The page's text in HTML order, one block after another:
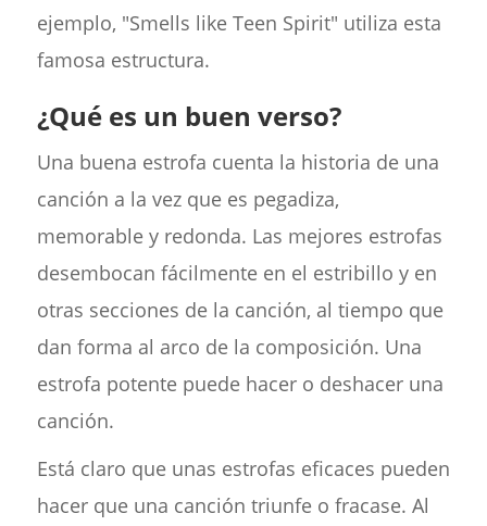
ejemplo, "Smells like Teen Spirit" utiliza esta
famosa estructura.
¿Qué es un buen verso?
Una buena estrofa cuenta la historia de una
canción a la vez que es pegadiza,
memorable y redonda. Las mejores estrofas
desembocan fácilmente en el estribillo y en
otras secciones de la canción, al tiempo que
dan forma al arco de la composición. Una
estrofa potente puede hacer o deshacer una
canción.
Está claro que unas estrofas eficaces pueden
hacer que una canción triunfe o fracase. Al